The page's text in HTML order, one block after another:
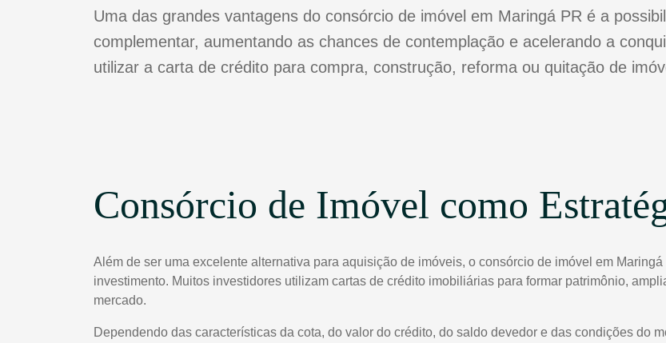
Uma das grandes vantagens do consórcio de imóvel em Maringá PR é a
complementar, aumentando as chances de contemplação e acelerando a
utilizar a carta de crédito para compra, construção, reforma ou quitação de
Consórcio de Imóvel como
Além de ser uma excelente alternativa para aquisição de imóveis, o consórcio de imóvel em
investimento. Muitos investidores utilizam cartas de crédito imobiliárias para formar patrimônio,
mercado.
Dependendo das características da cota, do valor do crédito, do saldo devedor e das condições do